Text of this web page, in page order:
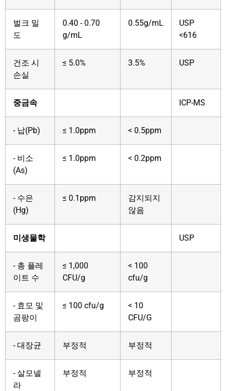
벌크 밀
도
0.40 - 0.70
g/mL
0.55g/mL
USP
<616
건조 시
손실
≤ 5.0% 3.5% USP
중금속 ICP-MS
- 납(Pb) ≤ 1.0ppm < 0.5ppm
- 비소
(As)
≤ 1.0ppm < 0.2ppm
- 수은
(Hg)
≤ 0.1ppm
감지되지
않음
미생물학 USP
- 총 플레
이트 수
≤ 1,000
CFU/g
< 100
cfu/g
- 효모 및
곰팡이
≤ 100 cfu/g
< 10
CFU/G
- 대장균 부정적 부정적
- 살모넬
라
부정적 부정적